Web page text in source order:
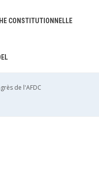
CONSTITUTIONNELLE
de l'AFDC